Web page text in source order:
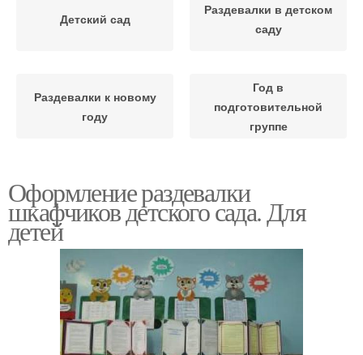
Детский сад
Раздевалки в детском
саду
Раздевалки к новому
году
Год в
подготовительной
группе
Оформление раздевалки
шкафчиков детского сада. Для
детей